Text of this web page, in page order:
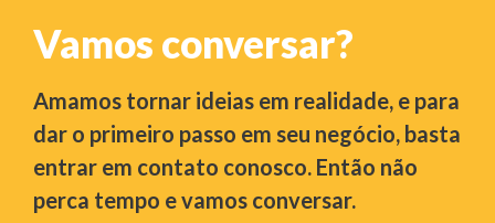
Vamos conversar?
Amamos tornar ideias em realidade, e para
dar o primeiro passo em seu negócio, basta
entrar em contato conosco. Então não
perca tempo e vamos conversar.